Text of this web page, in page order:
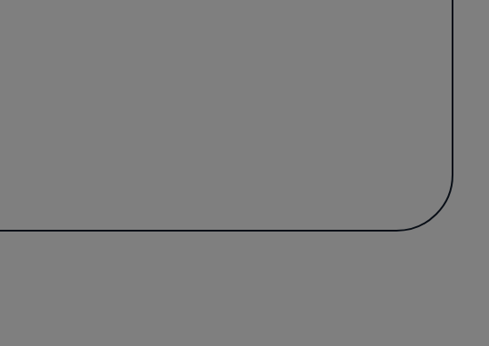
de forma forzada; los juegos cromáticos y de
El resultado es una cocina que no teme avanzar,